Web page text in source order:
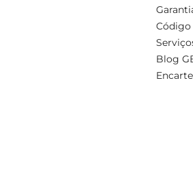
Código
Blog